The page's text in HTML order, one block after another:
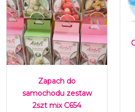
Zapach do
samochodu zestaw
2szt mix C654